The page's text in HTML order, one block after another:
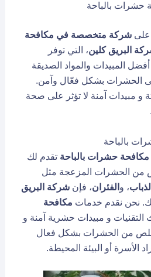
حشرات بالباحة
على شركة متخصصة في مكافحة
البريق كلين، التي توفر
المبيدات والمواد الصديقة
الحشرات بشكل فعّال وآمن.
و مبيدات آمنة لا تؤثر على صحة
بالباحة
حشرات بالباحة تقدم لك
من الحشرات المزعجة مثل
الذباب، و الفئران، فإن شركة البريق
نحن نقدم خدمات مكافحة
التقنيات و مبيدات حشرية آمنة و
من الحشرات بشكل فعال
الأسرة أو البيئة المحيطة.